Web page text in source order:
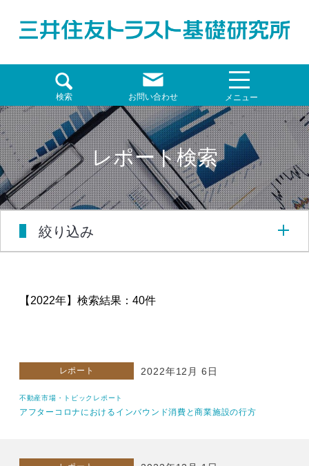
検索 お問い合わせ メニュー
レポート検索
絞り込み
【2022年】 検索結果：40件
レポート 2022年12月 6日
不動産市場・トピックレポート
アフターコロナにおけるインバウンド消費と商業施設の行方